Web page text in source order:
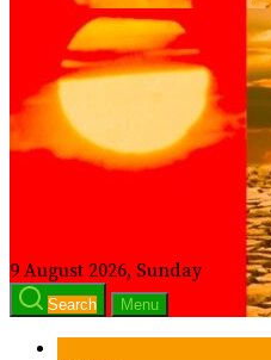
9 August 2026, Sunday
Search Menu